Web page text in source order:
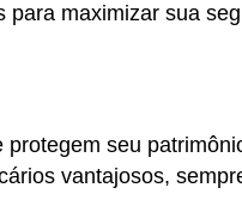
para maximizar sua
seu
vantajosos,